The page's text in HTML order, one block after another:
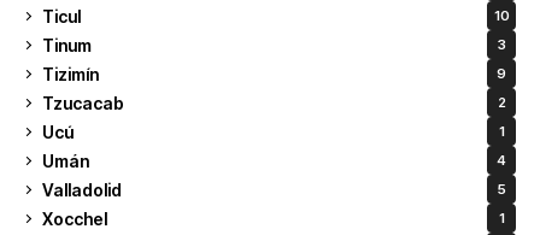
Ticul 10
Tinum 3
Tizimín 9
Tzucacab 2
Ucú 1
Umán 4
Valladolid 5
Xocchel 1